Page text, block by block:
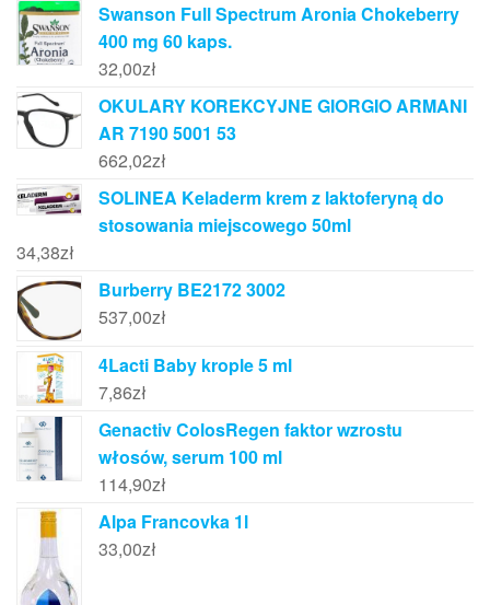
Swanson Full Spectrum Aronia Chokeberry
400 mg 60 kaps.
32,00zł
OKULARY KOREKCYJNE GIORGIO ARMANI
AR 7190 5001 53
662,02zł
SOLINEA Keladerm krem z laktoferyną do
stosowania miejscowego 50ml
34,38zł
Burberry BE2172 3002
537,00zł
4Lacti Baby krople 5 ml
7,86zł
Genactiv ColosRegen faktor wzrostu
włosów, serum 100 ml
114,90zł
Alpa Francovka 1l
33,00zł